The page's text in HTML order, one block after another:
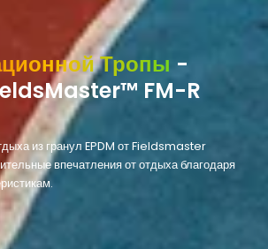
Тропы -
FM-R
из гранул EPDM от Fieldsmaster
впечатления от отдыха благодаря